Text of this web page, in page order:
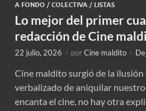
A FONDO / COLECTIVA / LISTAS
Lo mejor del primer
redacción de Cine
22 julio, 2026 - porCine maldito -
Cine maldito surgió de la ilusión
verbalizado de aniquilar
encanta el cine, no hay otra